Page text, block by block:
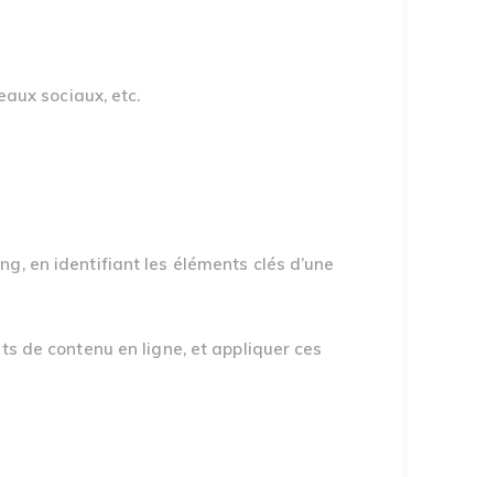
sociaux, etc.
en identifiant les éléments clés d’une
de contenu en ligne, et appliquer ces